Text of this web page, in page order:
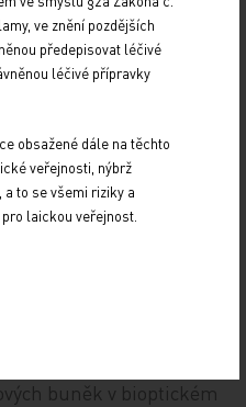
epiteliálních
acinů, kde
K5 a c-met, a
hladiny testosteronu
léčebný účinek [7].
prokázáno, že časná
buněk v kmenové
buněk v bioptickém
ve znění pozdějších
předepisovat léčivé
léčivé přípravky
obsažené dále na těchto
veřejnosti, nýbrž
to se všemi riziky a
laickou veřejnost.